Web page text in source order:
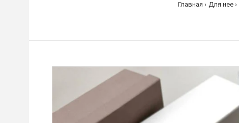
Главная Для нее